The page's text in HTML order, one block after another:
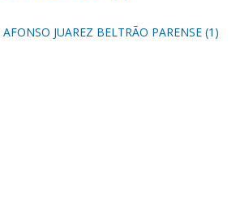
JUAREZ BELTRÃO PARENSE (1)